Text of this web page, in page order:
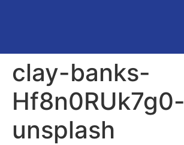
clay-banks-
Hf8n0RUk7g0-
unsplash